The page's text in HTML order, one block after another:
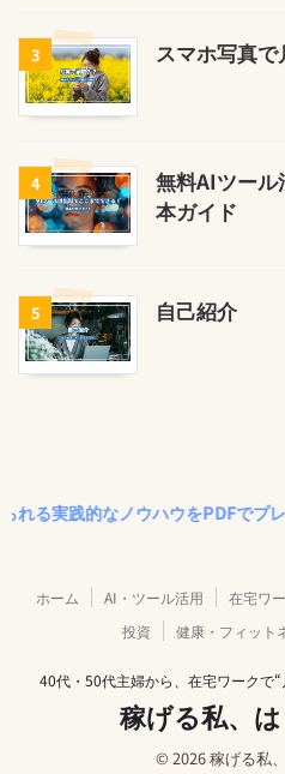
3 スマホ写真
4
無料AIツール
本ガイド
5 自己紹介
的なノウハウをPDFでプレゼント
ホーム AI・ツール活用 在宅ワ
投資
健康・フィット
40代・50代主婦から、在宅ワークで
稼げる私、は
© 2026 稼げる私